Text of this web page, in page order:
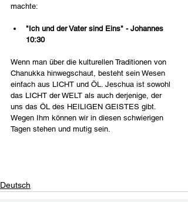
machte:
"Ich und der Vater sind Eins" - Johannes
10:30
Wenn man über die kulturellen Traditionen von
Chanukka hinwegschaut, besteht sein Wesen
einfach aus LICHT und ÖL. Jeschua ist sowohl
das LICHT der WELT als auch derjenige, der
uns das ÖL des HEILIGEN GEISTES gibt.
Wegen Ihm können wir in diesen schwierigen
Tagen stehen und mutig sein.
Deutsch